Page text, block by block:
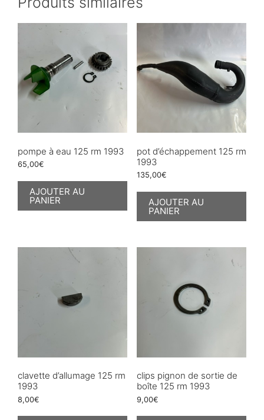
pompe à eau 125 rm 1993
65,00€
AJOUTER AU
PANIER
pot d’échappement 125 rm
1993
135,00€
AJOUTER AU
PANIER
clavette d’allumage 125 rm
1993
8,00€
clips pignon de sortie de
boîte 125 rm 1993
9,00€